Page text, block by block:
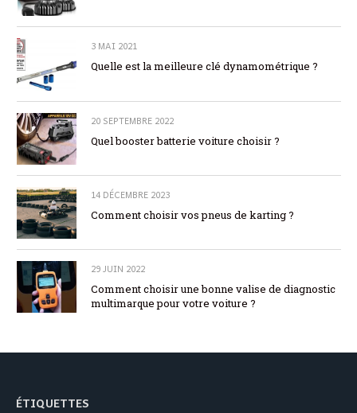
3 MAI 2021
Quelle est la meilleure clé dynamométrique ?
20 SEPTEMBRE 2022
Quel booster batterie voiture choisir ?
14 DÉCEMBRE 2023
Comment choisir vos pneus de karting ?
29 JUIN 2022
Comment choisir une bonne valise de diagnostic
multimarque pour votre voiture ?
ÉTIQUETTES